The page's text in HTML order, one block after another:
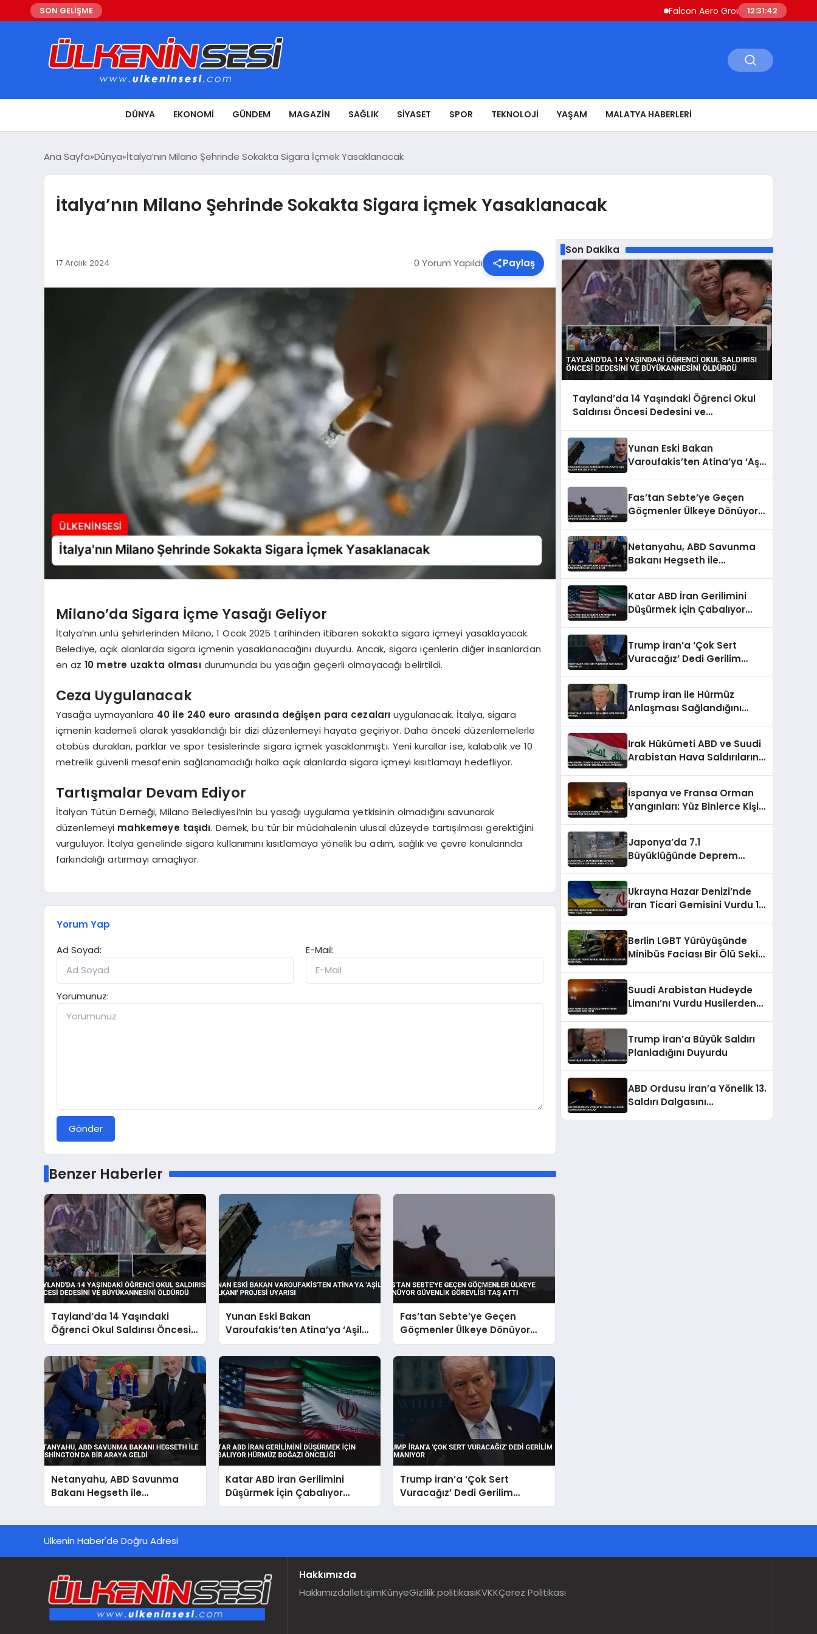
SON GELİŞME Falcon Aero Group, Havacılıkta Türkiye
12:31:43
DÜNYA EKONOMI GÜNDEM MAGAZIN SAĞLIK SIYASET SPOR TEKNOLOJI YAŞAM MALATYA HABERLERI
Ana Sayfa Dünya İtalya’nın Milano Şehrinde Sokakta Sigara İçmek Yasaklanacak
İtalya’nın Milano Şehrinde Sokakta Sigara İçmek Yasaklanacak
17 Aralık 2024 0 Yorum Yapıldı Paylaş
Milano’da Sigara İçme Yasağı Geliyor
İtalya’nın ünlü şehirlerinden Milano, 1 Ocak 2025 tarihinden itibaren sokakta sigara içmeyi yasaklayacak.
Belediye, açık alanlarda sigara içmenin yasaklanacağını duyurdu. Ancak, sigara içenlerin diğer insanlardan
en az10 metre uzakta olmasıdurumunda bu yasağın geçerli olmayacağı belirtildi.
Ceza Uygulanacak
Yasağa uymayanlara 40 ile 240 euro arasında değişen para cezaları uygulanacak. İtalya, sigara
içmenin kademeli olarak yasaklandığı bir dizi düzenlemeyi hayata geçiriyor. Daha önceki düzenlemelerle
otobüs durakları, parklar ve spor tesislerinde sigara içmek yasaklanmıştı. Yeni kurallar ise, kalabalık ve 10
metrelik güvenli mesafenin sağlanamadığı halka açık alanlarda sigara içmeyi kısıtlamayı hedefliyor.
Tartışmalar Devam Ediyor
İtalyan Tütün Derneği, Milano Belediyesi’nin bu yasağı uygulama yetkisinin olmadığını savunarak
düzenlemeyi mahkemeye taşıdı. Dernek, bu tür bir müdahalenin ulusal düzeyde tartışılması gerektiğini
vurguluyor. İtalya genelinde sigara kullanımını kısıtlamaya yönelik bu adım, sağlık ve çevre konularında
farkındalığı artırmayı amaçlıyor.
Yorum Yap
Ad Soyad:
E-Mail:
Yorumunuz:
Gönder
Benzer Haberler
Tayland’da 14 Yaşındaki
Öğrenci Okul Saldırısı Öncesi
Dedesini ve Büyükannesini
Öldürdü
Yunan Eski Bakan
Varoufakis’ten Atina’ya ‘Aşil
Kalkanı’ Projesi Uyarısı
Fas’tan Sebte’ye Geçen
Göçmenler Ülkeye Dönüyor
Güvenlik Görevlisi Taş Attı
Netanyahu, ABD Savunma
Bakanı Hegseth ile
Washington’da Bir Araya
Katar ABD İran Gerilimini
Düşürmek İçin Çabalıyor
Hürmüz Boğazı Önceliği
Trump İran’a ‘Çok Sert
Vuracağız’ Dedi Gerilim
Tırmanıyor
Son Dakika
Tayland’da 14 Yaşındaki Öğrenci Okul
Saldırısı Öncesi Dedesini ve
Yunan Eski Bakan
Varoufakis’ten Atina’ya ‘Aşil
Fas’tan Sebte’ye Geçen
Göçmenler Ülkeye Dönüyor
Netanyahu, ABD Savunma
Bakanı Hegseth ile
Katar ABD İran Gerilimini
Düşürmek İçin Çabalıyor
Trump İran’a ‘Çok Sert
Vuracağız’ Dedi Gerilim
Trump İran ile Hürmüz
Anlaşması Sağlandığını
Irak Hükümeti ABD ve Suudi
Arabistan Hava Saldırılarını
İspanya ve Fransa Orman
Yangınları: Yüz Binlerce Kişi
Japonya’da 7.1
Büyüklüğünde Deprem
Ukrayna Hazar Denizi’nde
İran Ticari Gemisini Vurdu 1
Berlin LGBT Yürüyüşünde
Minibüs Faciası Bir Ölü Sekiz
Suudi Arabistan Hudeyde
Limanı’nı Vurdu Husilerden
Trump İran’a Büyük Saldırı
Planladığını Duyurdu
ABD Ordusu İran’a Yönelik 13.
Saldırı Dalgasını
Ülkenin Haber'de Doğru Adresi
Hakkımızda
HakkımızdaİletişimKünyeGizlilik politikasıKVKKÇerez Politikası